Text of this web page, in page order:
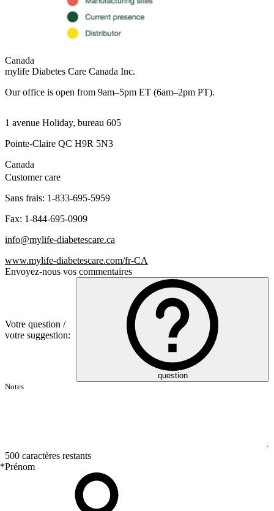
Canada
mylife Diabetes Care Canada Inc.
Our office is open from 9am–5pm ET (6am–2pm PT).
1 avenue Holiday, bureau 605
Pointe-Claire QC H9R 5N3
Canada
Customer care
Sans frais: 1-833-695-5959
Fax: 1-844-695-0909
info@mylife-diabetescare.ca
www.mylife-diabetescare.com/fr-CA
Envoyez-nous vos commentaires
Votre question /
votre suggestion:
question
500 caractères restants
*Prénom